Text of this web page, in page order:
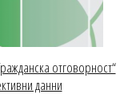
отговорност“
данни